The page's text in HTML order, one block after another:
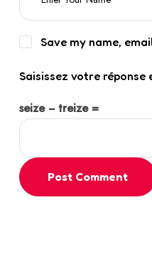
Save my name,
Saisissez votre réponse
seize − treize =
Post Comment